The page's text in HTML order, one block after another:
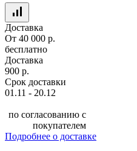
Доставка
От 40 000 р.
бесплатно
Доставка
900 р.
Срок доставки
01.11 - 20.12
по согласованию с
покупателем
Подробнее о доставке